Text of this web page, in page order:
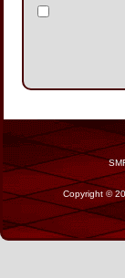
Copyright ©